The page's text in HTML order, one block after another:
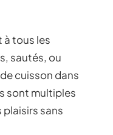
à tous les
sautés, ou
cuisson dans
sont multiples
sans